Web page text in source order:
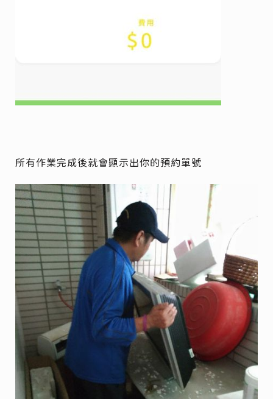
所有作業完成後就會顯示出你的預約單號